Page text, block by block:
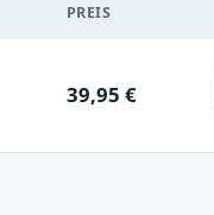
PREIS
39,95 €